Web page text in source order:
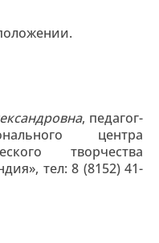
, педагог-
центра
творчества
тел:8 (8152) 41-